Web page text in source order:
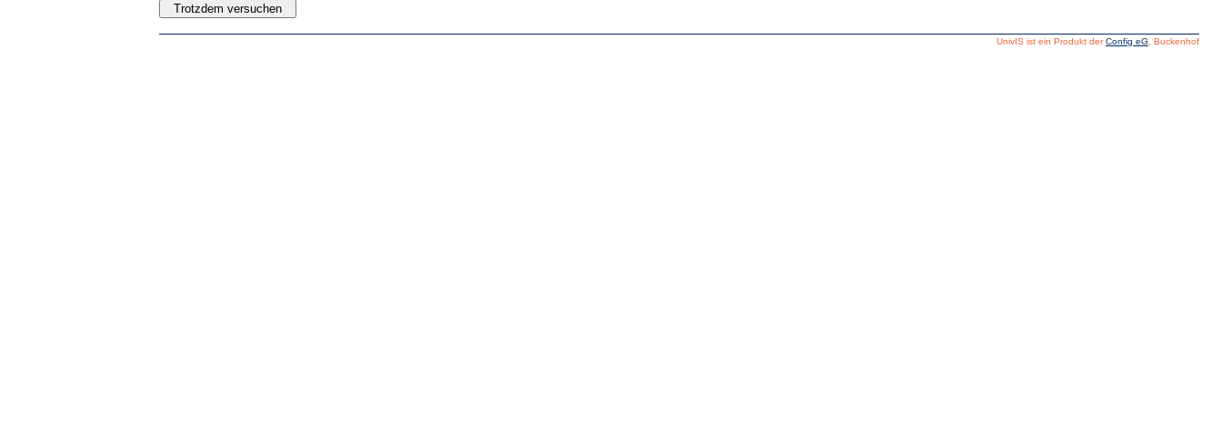
UnivIS ist ein Produkt derConfig eG , Buckenhof